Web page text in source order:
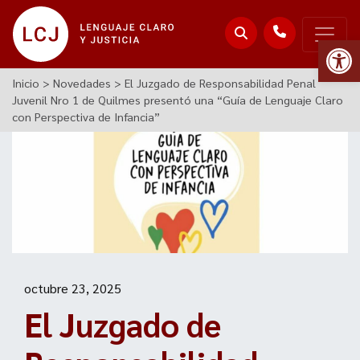
Inicio > Novedades > El Juzgado de Responsabilidad Penal
Juvenil Nro 1 de Quilmes presentó una “Guía de Lenguaje Claro
con Perspectiva de Infancia”
octubre 23, 2025
El Juzgado de